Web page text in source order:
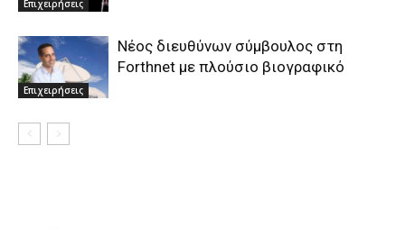
Επιχειρήσεις
Επιχειρήσεις
Nέος διευθύνων σύμβουλος στη
Forthnet με πλούσιο βιογραφικό